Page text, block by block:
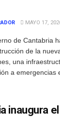
MAYO 17,
de Cantabria
de la
una
a emergencias
inaugura